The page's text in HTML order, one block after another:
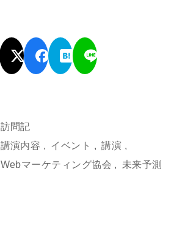
訪問記
講演内容 イベント
講演
Webマーケティング協会
未来予測